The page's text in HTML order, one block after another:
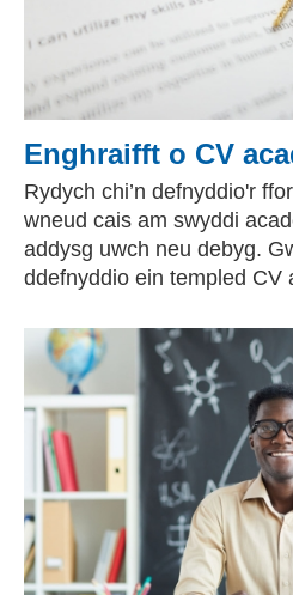
Enghraifft o CV
Rydych chi’n defnyddio'r
wneud cais am swyddi
addysg uwch neu debyg.
ddefnyddio ein templed CV